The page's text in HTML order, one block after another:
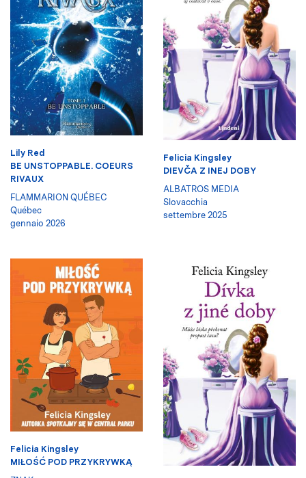
Lily Red
BE UNSTOPPABLE. COEURS
RIVAUX
FLAMMARION QUÉBEC
Québec
gennaio 2026
Felicia Kingsley
DIEVČA Z INEJ DOBY
ALBATROS MEDIA
Slovacchia
settembre 2025
Felicia Kingsley
MIŁOŚĆ POD PRZYKRYWKĄ